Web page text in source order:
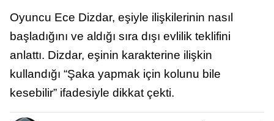
Oyuncu Ece Dizdar, eşiyle ilişkilerinin nasıl
başladığını ve aldığı sıra dışı evlilik teklifini
anlattı. Dizdar, eşinin karakterine ilişkin
kullandığı “Şaka yapmak için kolunu bile
kesebilir” ifadesiyle dikkat çekti.